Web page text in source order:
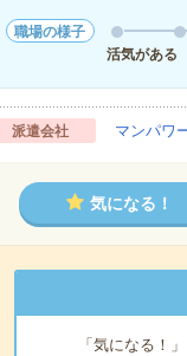
職場の様子
活気がある
派遣会社 マンパワ
気になる！
「気になる！